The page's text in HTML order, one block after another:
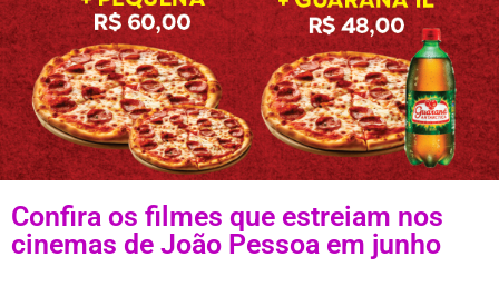
Confira os filmes que estreiam nos
cinemas de João Pessoa em junho